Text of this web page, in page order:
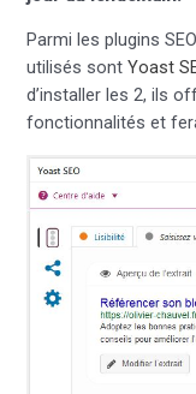
Parmi les plugins
utilisés sontYoast
d’installer les 2, ils
fonctionnalités et